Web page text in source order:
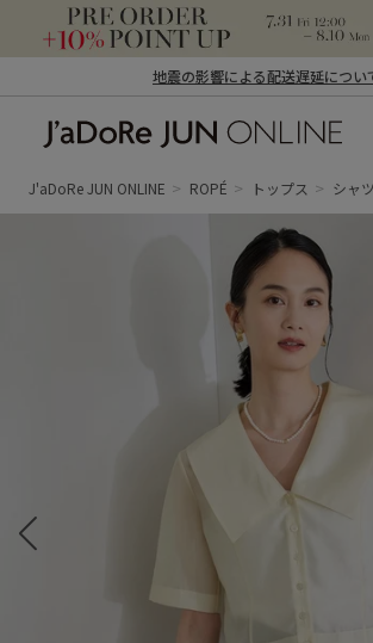
地震の影響による配送遅延につい
ン オンライン）
J'aDoRe JUN ONLINE ROPÉ トップス シャ